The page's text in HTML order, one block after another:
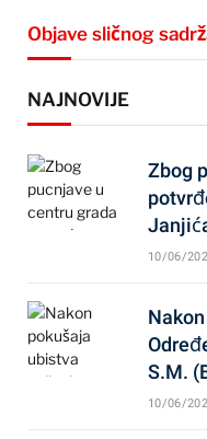
Objave sličnog
NAJNOVIJE
Zbog
10/06/
S.M.
10/06/